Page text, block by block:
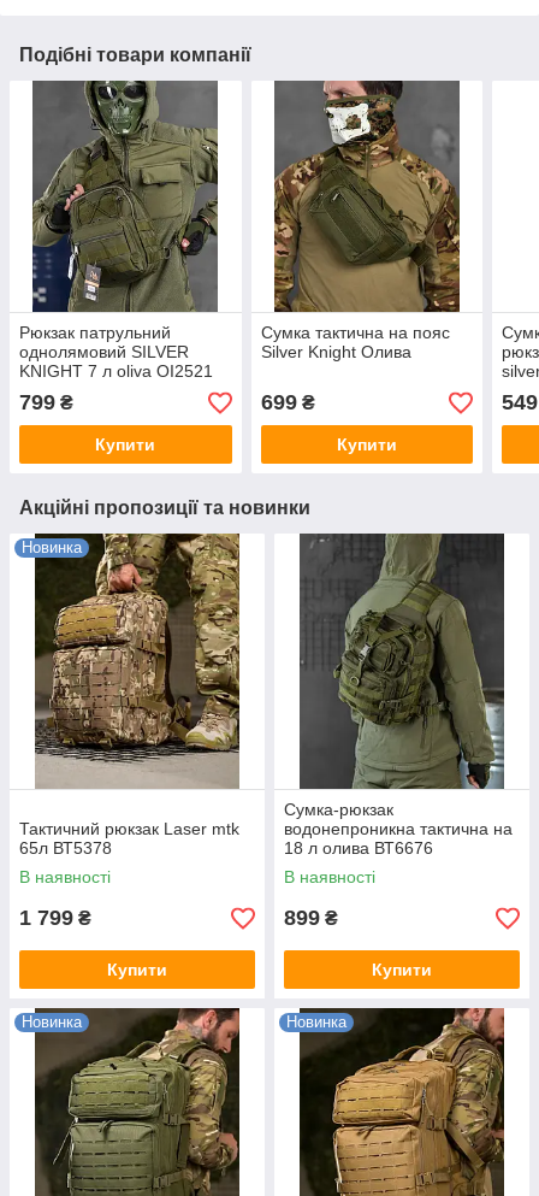
Подібні товари компанії
Рюкзак патрульний
однолямовий SILVER
KNIGHT 7 л oliva ОІ2521
799 ₴
Купити
Сумка тактична на пояс
Silver Knight Олива
699₴
Купити
549
Акційні пропозиції та новинки
Новинка
Тактичний рюкзак Laser mtk
65л ВТ5378
В наявності
1 799 ₴
Купити
Сумка-рюкзак
водонепроникна тактична на
18 л олива ВТ6676
В наявності
899 ₴
Купити
Новинка Новинка